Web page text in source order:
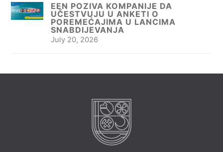
EEN POZIVA KOMPANIJE DA
UČESTVUJU U ANKETI O
POREMEĆAJIMA U LANCIMA
SNABDIJEVANJA
July 20, 2026